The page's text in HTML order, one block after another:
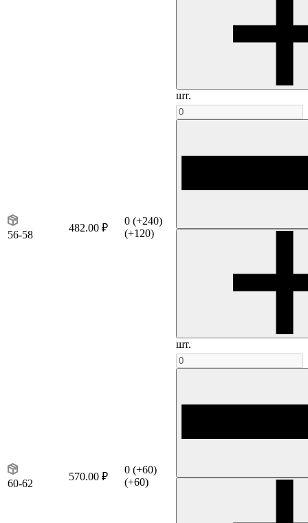
шт.
56-58
482.00 ₽
0 (+240)
(+120)
шт.
60-62
570.00 ₽
0 (+60)
(+60)